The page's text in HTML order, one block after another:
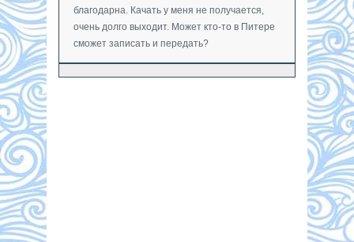
благодарна. Качать у меня не получается,
очень долго выходит. Может кто-то в Питере
сможет записать и передать?